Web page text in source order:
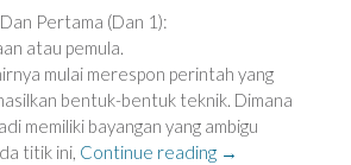
Pertama (Dan 1):
atau pemula.
mulai merespon perintah yang
bentuk-bentuk teknik. Dimana
memiliki bayangan yang ambigu
titik ini, Continue reading “Makna
→